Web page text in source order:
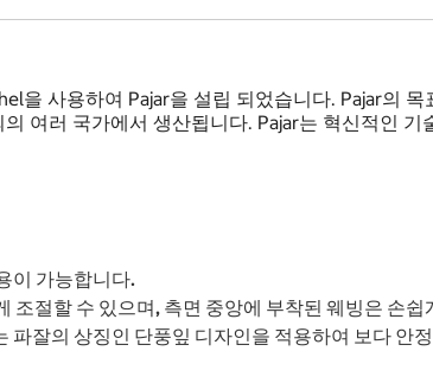
을 사용하여 Pajar을 설립 되었습니다. Pajar의
여러 국가에서 생산됩니다. Pajar는 혁신적인
이 가능합니다.
절할 수 있으며, 측면 중앙에 부착된 웨빙은 손
잘의 상징인 단풍잎 디자인을 적용하여 보다 안